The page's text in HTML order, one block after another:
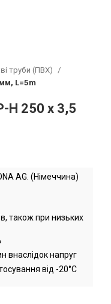
труби (ПВХ)
L=5m
Н 250 х 3,5
AG. (Німеччина)
також при низьких
внаслідок напруг
від -20°C